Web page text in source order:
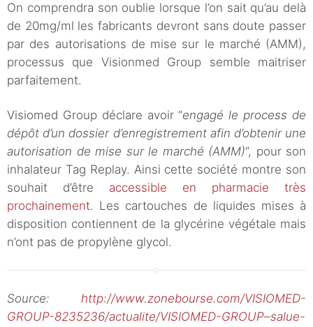
On comprendra son oublie lorsque l’on sait qu’au delà
de 20mg/ml les fabricants devront sans doute passer
par des autorisations de mise sur le marché (AMM),
processus que Visionmed Group semble maitriser
parfaitement.
Visiomed Group déclare avoir “engagé le process de
dépôt d’un dossier d’enregistrement afin d’obtenir une
autorisation de mise sur le marché (AMM)“, pour son
inhalateur Tag Replay. Ainsi cette société montre son
souhait d’être accessible en pharmacie très
prochainement. Les cartouches de liquides mises à
disposition contiennent de la glycérine végétale mais
n’ont pas de propylène glycol.
Source: http://www.zonebourse.com/VISIOMED-
GROUP-8235236/actualite/VISIOMED-GROUP–salue-